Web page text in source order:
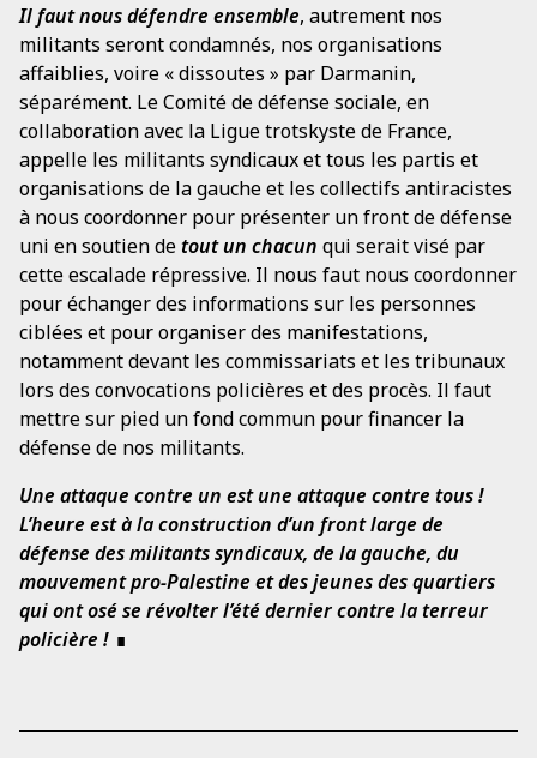
Il faut nous défendre ensemble, autrement nos
militants seront condamnés, nos organisations
affaiblies, voire « dissoutes » par Darmanin,
séparément. Le Comité de défense sociale, en
collaboration avec la Ligue trotskyste de France,
appelle les militants syndicaux et tous les partis et
organisations de la gauche et les collectifs antiracistes
à nous coordonner pour présenter un front de défense
uni en soutien detout un chacun qui serait visé par
cette escalade répressive. Il nous faut nous coordonner
pour échanger des informations sur les personnes
ciblées et pour organiser des manifestations,
notamment devant les commissariats et les tribunaux
lors des convocations policières et des procès. Il faut
mettre sur pied un fond commun pour financer la
défense de nos militants.
Une attaque contre un est une attaque contre tous !
L’heure est à la construction d’un front large de
défense des militants syndicaux, de la gauche, du
mouvement pro-Palestine et des jeunes des quartiers
qui ont osé se révolter l’été dernier contre la terreur
policière !